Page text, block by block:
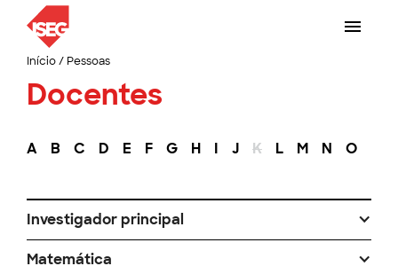
Início/ Pessoas
Docentes
A B C D E F G H I J K L M N O
Investigador principal
Matemática